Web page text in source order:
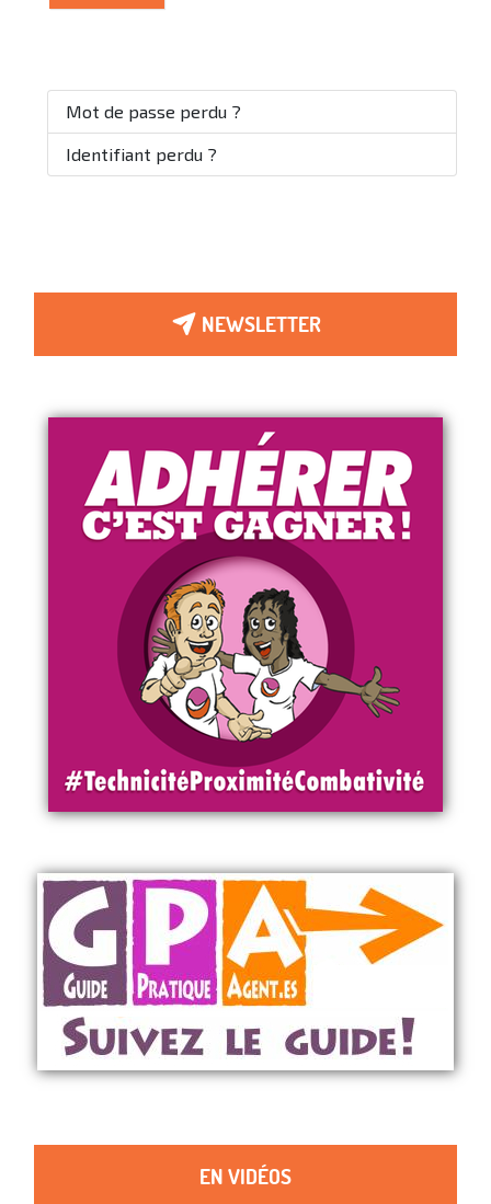
Mot de passe perdu ?
Identifiant perdu ?
NEWSLETTER
EN VIDÉOS